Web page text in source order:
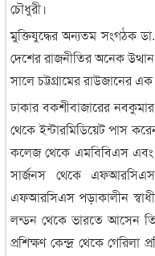
চৌধুরী।
মুক্তিযুদ্ধের অন্যতম সংগঠক
দেশের রাজনীতির অনেক
সালে চট্টগ্রামের রাউজানের
ঢাকার বকশীবাজারের
থেকে ইন্টারমিডিয়েট পাস
কলেজ থেকে এমবিবিএস
সার্জনস থেকে এফআরসিএস
এফআরসিএস পড়াকালীন
লন্ডন থেকে ভারতে আসেন
প্রশিক্ষণ কেন্দ্র থেকে